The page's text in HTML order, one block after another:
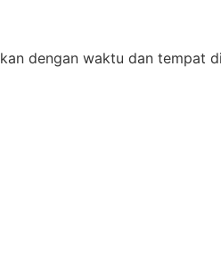
dengan waktu dan tempat